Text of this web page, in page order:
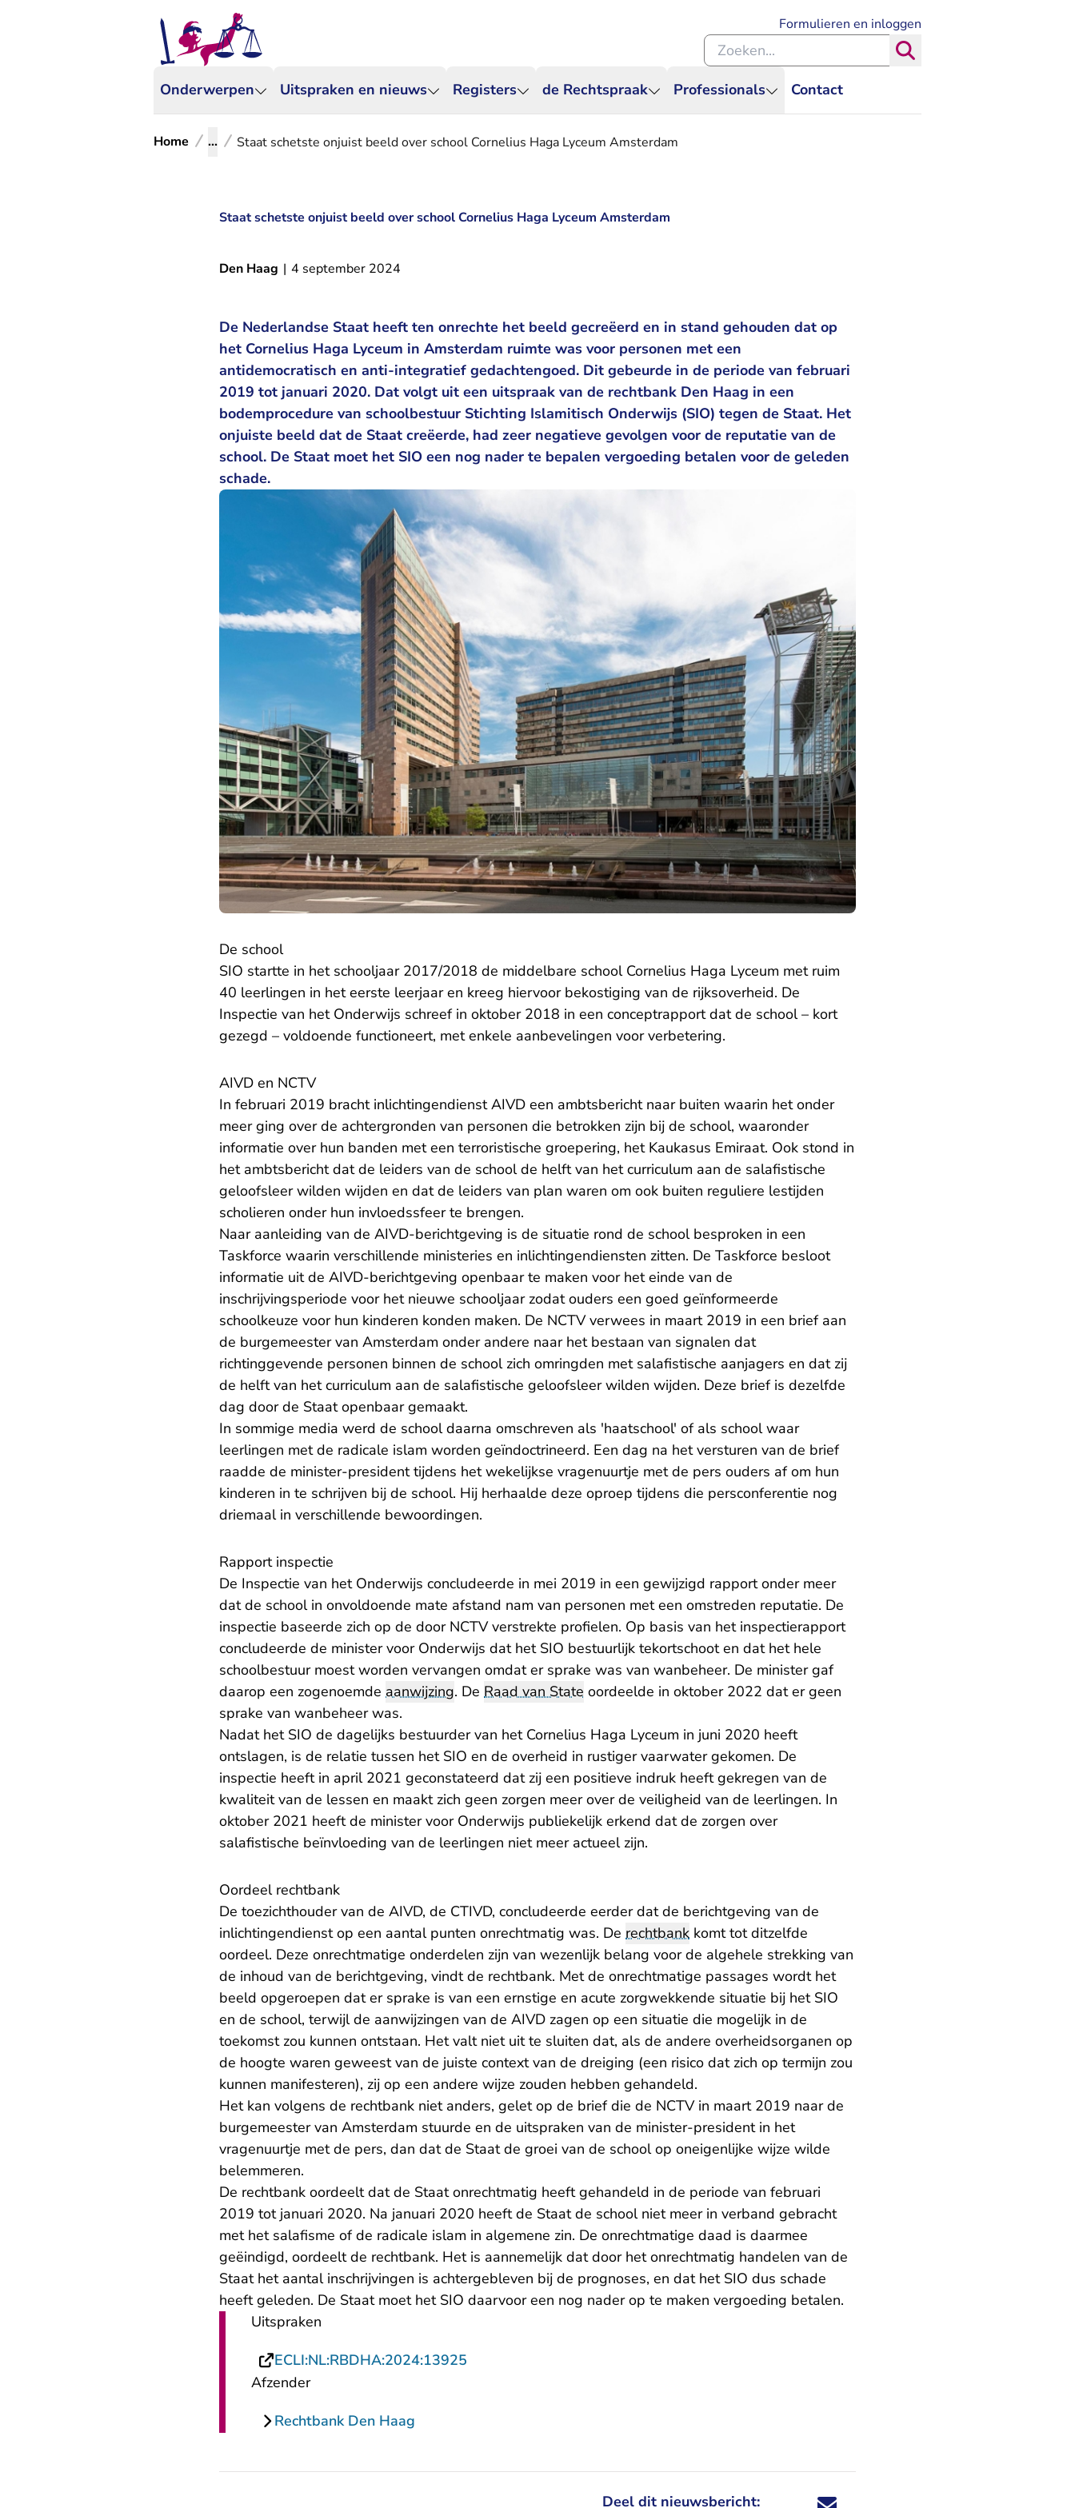
Onderwerpen Uitspraken en nieuws Registers de Rechtspraak Professionals Contact
Formulieren en inloggen
Zoeken binnen de Rechtspraak
Home ... Staat schetste onjuist beeld over school Cornelius Haga Lyceum Amsterdam
Staat schetste onjuist beeld over school Cornelius Haga Lyceum Amsterdam
Den Haag | 4 september 2024
De Nederlandse Staat heeft ten onrechte het beeld gecreëerd en in stand gehouden dat op
het Cornelius Haga Lyceum in Amsterdam ruimte was voor personen met een
antidemocratisch en anti-integratief gedachtengoed. Dit gebeurde in de periode van februari
2019 tot januari 2020. Dat volgt uit een uitspraak van de rechtbank Den Haag in een
bodemprocedure van schoolbestuur Stichting Islamitisch Onderwijs (SIO) tegen de Staat. Het
onjuiste beeld dat de Staat creëerde, had zeer negatieve gevolgen voor de reputatie van de
school. De Staat moet het SIO een nog nader te bepalen vergoeding betalen voor de geleden
schade.
De school
SIO startte in het schooljaar 2017/2018 de middelbare school Cornelius Haga Lyceum met ruim
40 leerlingen in het eerste leerjaar en kreeg hiervoor bekostiging van de rijksoverheid. De
Inspectie van het Onderwijs schreef in oktober 2018 in een conceptrapport dat de school – kort
gezegd – voldoende functioneert, met enkele aanbevelingen voor verbetering.
AIVD en NCTV
In februari 2019 bracht inlichtingendienst AIVD een ambtsbericht naar buiten waarin het onder
meer ging over de achtergronden van personen die betrokken zijn bij de school, waaronder
informatie over hun banden met een terroristische groepering, het Kaukasus Emiraat. Ook stond in
het ambtsbericht dat de leiders van de school de helft van het curriculum aan de salafistische
geloofsleer wilden wijden en dat de leiders van plan waren om ook buiten reguliere lestijden
scholieren onder hun invloedssfeer te brengen.
Naar aanleiding van de AIVD-berichtgeving is de situatie rond de school besproken in een
Taskforce waarin verschillende ministeries en inlichtingendiensten zitten. De Taskforce besloot
informatie uit de AIVD-berichtgeving openbaar te maken voor het einde van de
inschrijvingsperiode voor het nieuwe schooljaar zodat ouders een goed geïnformeerde
schoolkeuze voor hun kinderen konden maken. De NCTV verwees in maart 2019 in een brief aan
de burgemeester van Amsterdam onder andere naar het bestaan van signalen dat
richtinggevende personen binnen de school zich omringden met salafistische aanjagers en dat zij
de helft van het curriculum aan de salafistische geloofsleer wilden wijden. Deze brief is dezelfde
dag door de Staat openbaar gemaakt.
In sommige media werd de school daarna omschreven als 'haatschool' of als school waar
leerlingen met de radicale islam worden geïndoctrineerd. Een dag na het versturen van de brief
raadde de minister-president tijdens het wekelijkse vragenuurtje met de pers ouders af om hun
kinderen in te schrijven bij de school. Hij herhaalde deze oproep tijdens die persconferentie nog
driemaal in verschillende bewoordingen.
Rapport inspectie
De Inspectie van het Onderwijs concludeerde in mei 2019 in een gewijzigd rapport onder meer
dat de school in onvoldoende mate afstand nam van personen met een omstreden reputatie. De
inspectie baseerde zich op de door NCTV verstrekte profielen. Op basis van het inspectierapport
concludeerde de minister voor Onderwijs dat het SIO bestuurlijk tekortschoot en dat het hele
schoolbestuur moest worden vervangen omdat er sprake was van wanbeheer. De minister gaf
daarop een zogenoemde aanwijzing. De Raad van State oordeelde in oktober 2022 dat er geen
sprake van wanbeheer was.
Nadat het SIO de dagelijks bestuurder van het Cornelius Haga Lyceum in juni 2020 heeft
ontslagen, is de relatie tussen het SIO en de overheid in rustiger vaarwater gekomen. De
inspectie heeft in april 2021 geconstateerd dat zij een positieve indruk heeft gekregen van de
kwaliteit van de lessen en maakt zich geen zorgen meer over de veiligheid van de leerlingen. In
oktober 2021 heeft de minister voor Onderwijs publiekelijk erkend dat de zorgen over
salafistische beïnvloeding van de leerlingen niet meer actueel zijn.
Oordeel rechtbank
De toezichthouder van de AIVD, de CTIVD, concludeerde eerder dat de berichtgeving van de
inlichtingendienst op een aantal punten onrechtmatig was. De rechtbank komt tot ditzelfde
oordeel. Deze onrechtmatige onderdelen zijn van wezenlijk belang voor de algehele strekking van
de inhoud van de berichtgeving, vindt de rechtbank. Met de onrechtmatige passages wordt het
beeld opgeroepen dat er sprake is van een ernstige en acute zorgwekkende situatie bij het SIO
en de school, terwijl de aanwijzingen van de AIVD zagen op een situatie die mogelijk in de
toekomst zou kunnen ontstaan. Het valt niet uit te sluiten dat, als de andere overheidsorganen op
de hoogte waren geweest van de juiste context van de dreiging (een risico dat zich op termijn zou
kunnen manifesteren), zij op een andere wijze zouden hebben gehandeld.
Het kan volgens de rechtbank niet anders, gelet op de brief die de NCTV in maart 2019 naar de
burgemeester van Amsterdam stuurde en de uitspraken van de minister-president in het
vragenuurtje met de pers, dan dat de Staat de groei van de school op oneigenlijke wijze wilde
belemmeren.
De rechtbank oordeelt dat de Staat onrechtmatig heeft gehandeld in de periode van februari
2019 tot januari 2020. Na januari 2020 heeft de Staat de school niet meer in verband gebracht
met het salafisme of de radicale islam in algemene zin. De onrechtmatige daad is daarmee
geëindigd, oordeelt de rechtbank. Het is aannemelijk dat door het onrechtmatig handelen van de
Staat het aantal inschrijvingen is achtergebleven bij de prognoses, en dat het SIO dus schade
heeft geleden. De Staat moet het SIO daarvoor een nog nader op te maken vergoeding betalen.
Uitspraken
ECLI:NL:RBDHA:2024:13925
Afzender
Rechtbank Den Haag
Deel dit nieuwsbericht: Deel dit nieuwsbericht via X - U verlaat
Deel dit nieuwsbericht via Facebook - U
Deel dit nieuwsbericht via e-mail
Deel dit nieuwsbericht via LinkedIn - U